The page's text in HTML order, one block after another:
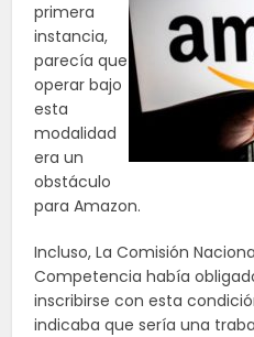
primera
instancia,
parecía que
operar bajo
esta
modalidad
era un
obstáculo
para Amazon.
Incluso, La Comisión
Competencia había
inscribirse con esta
indicaba que sería una